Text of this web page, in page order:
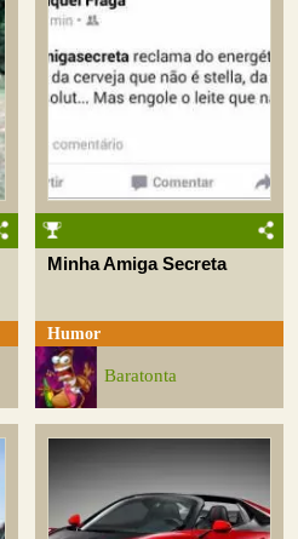
Minha Amiga Secreta
Humor
Baratonta